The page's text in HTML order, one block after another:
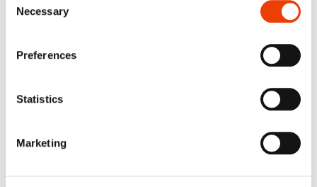
Selection
Necessary
Preferences
Statistics
Marketing